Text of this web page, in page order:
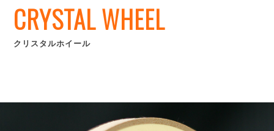
CRYSTAL WHEEL
クリスタルホイール